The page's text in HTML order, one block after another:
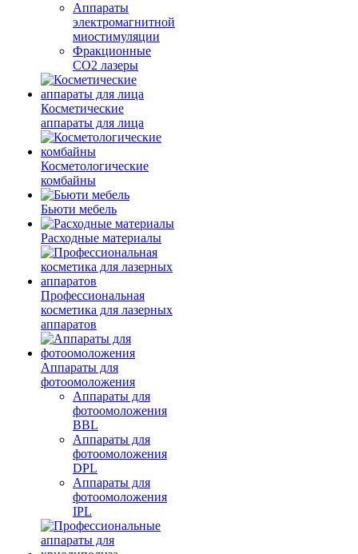
Аппараты
электромагнитной
миостимуляции
Фракционные
CO2 лазеры
Косметические
аппараты для лица
Косметологические
комбайны
Бьюти мебель
Расходные материалы
Профессиональная
косметика для лазерных
аппаратов
Аппараты для
фотоомоложения
Аппараты для
фотоомоложения
BBL
Аппараты для
фотоомоложения
DPL
Аппараты для
фотоомоложения
IPL